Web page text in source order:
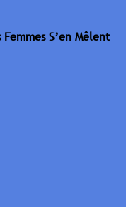
Femmes S’en Mêlent